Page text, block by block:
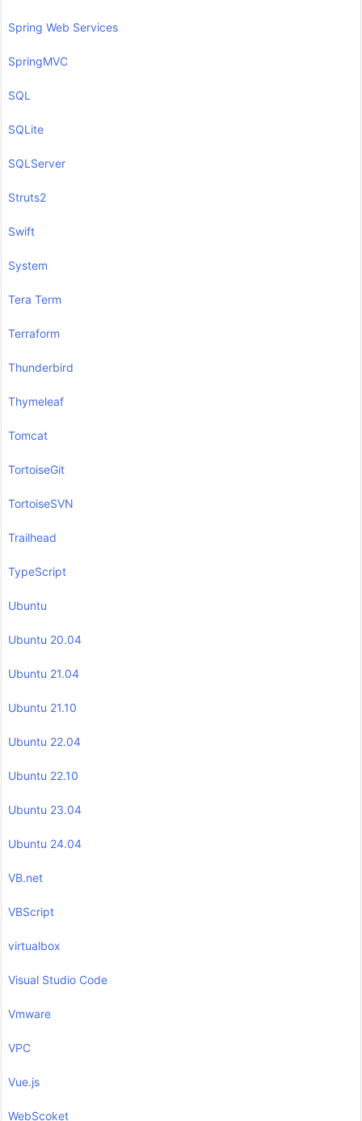
Spring Web Services
SpringMVC
SQL
SQLite
SQLServer
Struts2
Swift
System
Tera Term
Terraform
Thunderbird
Thymeleaf
Tomcat
TortoiseGit
TortoiseSVN
Trailhead
TypeScript
Ubuntu
Ubuntu 20.04
Ubuntu 21.04
Ubuntu 21.10
Ubuntu 22.04
Ubuntu 22.10
Ubuntu 23.04
Ubuntu 24.04
VB.net
VBScript
virtualbox
Visual Studio Code
Vmware
VPC
Vue.js
WebScoket